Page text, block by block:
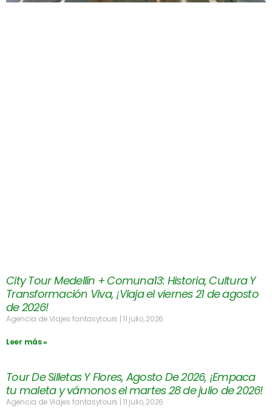
City Tour Medellín + Comuna13: Historia, Cultura Y
Transformación Viva, ¡Viaja el viernes 21 de agosto
de 2026!
Agencia de Viajes fantasytours 11 julio, 2026
Leer más »
Tour De Silletas Y Flores, Agosto De 2026, ¡Empaca
tu maleta y vámonos el martes 28 de julio de 2026!
Agencia de Viajes fantasytours 11 julio, 2026